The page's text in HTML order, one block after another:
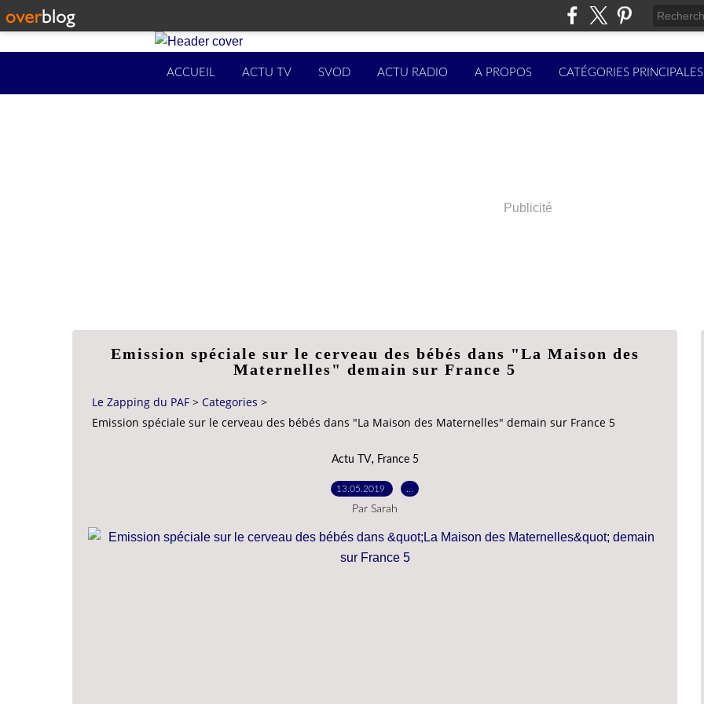
ACCUEIL ACTU TV SVOD ACTU RADIO A PROPOS CATÉGORIES PRINCIPALES
Publicité
Emission spéciale sur le cerveau des bébés dans "La Maison des
Maternelles" demain sur France 5
Le Zapping du PAF > Categories >
Emission spéciale sur le cerveau des bébés dans "La Maison des Maternelles" demain sur France 5
Actu TV, France 5
13.05.2019
Par Sarah